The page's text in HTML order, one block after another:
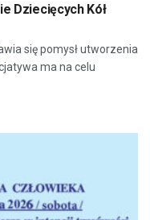
Dziecięcych Kół
się pomysł utworzenia
ma na celu